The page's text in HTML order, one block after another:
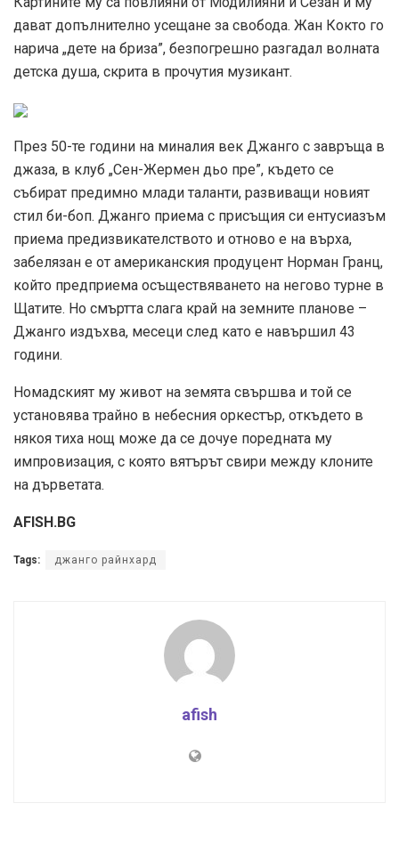
дават допълнително усещане за свобода. Жан Кокто го
нарича „дете на бриза”, безпогрешно разгадал волната
детска душа, скрита в прочутия музикант.
През 50-те години на миналия век Джанго с завръща в
джаза, в клуб „Сен-Жермен дьо пре”, където се
събират предимно млади таланти, развиващи новият
стил би-боп. Джанго приема с присъщия си ентусиазъм
приема предизвикателството и отново е на върха,
забелязан е от американския продуцент Норман Гранц,
който предприема осъществяването на негово турне в
Щатите. Но смъртта слага край на земните планове –
Джанго издъхва, месеци след като е навършил 43
години.
Номадският му живот на земята свършва и той се
установява трайно в небесния оркестър, откъдето в
някоя тиха нощ може да се дочуе поредната му
импровизация, с която вятърът свири между клоните
на дърветата.
AFISH.BG
Tags: джанго райнхард
afish